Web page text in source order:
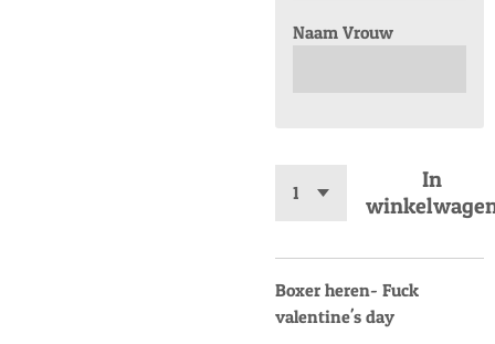
Naam Vrouw
In
Boxer heren- Fuck
valentine's day